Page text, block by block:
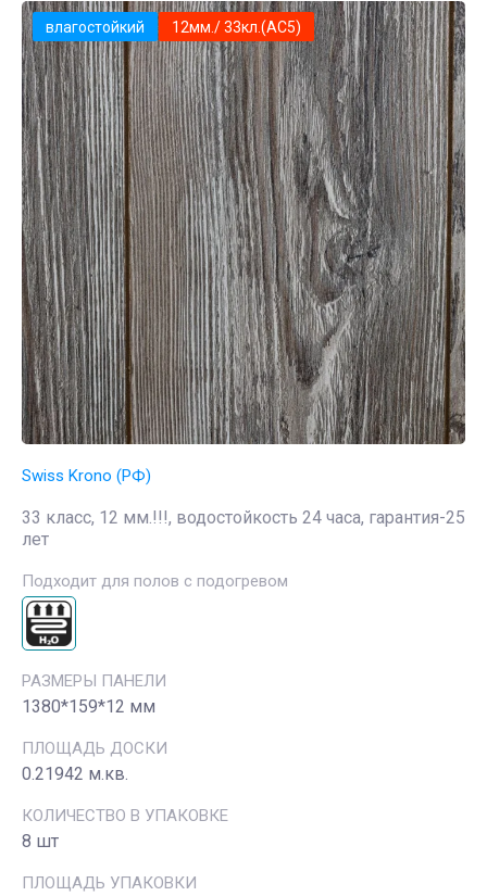
влагостойкий 12мм./ 33кл.(АС5)
Swiss Krono (РФ)
33 класс, 12 мм.!!!, водостойкость 24 часа, гарантия-25
лет
Подходит для полов с подогревом
РАЗМЕРЫ ПАНЕЛИ
1380*159*12 мм
ПЛОЩАДЬ ДОСКИ
0.21942 м.кв.
КОЛИЧЕСТВО В УПАКОВКЕ
8 шт
ПЛОЩАДЬ УПАКОВКИ